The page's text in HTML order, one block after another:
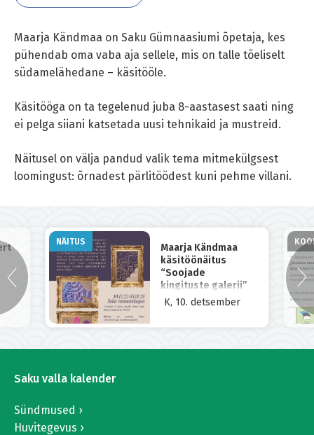
Maarja Kändmaa on Saku Gümnaasiumi õpetaja, kes
pühendab oma vaba aja sellele, mis on talle tõeliselt
südamelähedane – käsitööle.
Käsitööga on ta tegelenud juba 8-aastasest saati ning
ei pelga siiani katsetada uusi tehnikaid ja mustreid.
Näitusel on välja pandud valik tema mitmekülgsest
loomingust: õrnadest pärlitöödest kuni pehme villani.
NÄITUS
Maarja Kändmaa
käsitöönäitus
“Soojade
kingituste galerii”
K, 10. detsember
Saku valla kalender
Sündmused
Huvitegevus